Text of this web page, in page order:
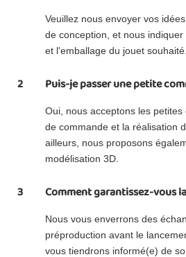
Veuillez nous envoyer vos
de conception, et nous
et l'emballage du jouet souhaité.
2 Puis-je passer une petite
Oui, nous acceptons les
de commande et la réalisation
ailleurs, nous proposons
modélisation 3D.
3 Comment garantissez-vous
Nous vous enverrons des
préproduction avant le
vous tiendrons informé(e) de